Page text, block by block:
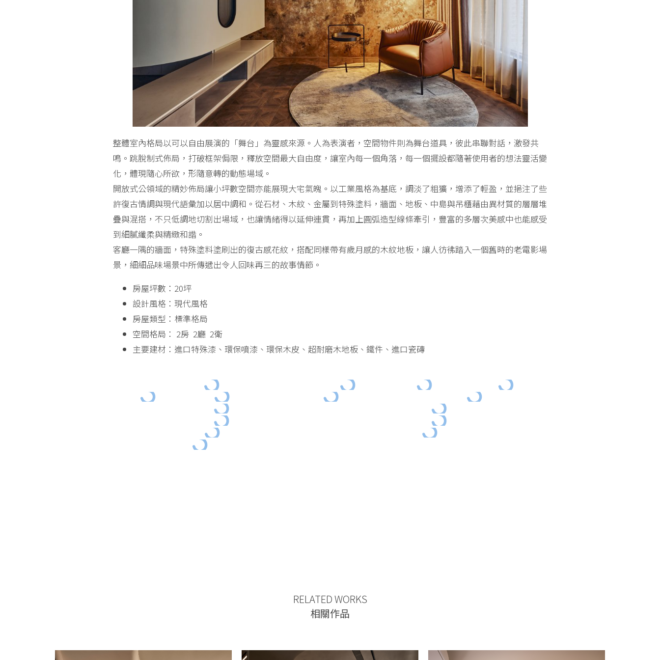
整體室內格局以可以自由展演的「舞台」為靈感來源。人為表演者，空間物件則為舞台道具，彼此串聯對話，激發共
鳴。跳脫制式佈局，打破框架侷限，釋放空間最大自由度，讓室內每一個角落，每一個擺設都隨著使用者的想法靈活變
化，體現隨心所欲，形隨意轉的動態場域。
開放式公領域的精妙佈局讓小坪數空間亦能展現大宅氣魄。以工業風格為基底，調淡了粗獷，增添了輕盈，並挹注了些
許復古情調與現代語彙加以居中調和。從石材、木紋、金屬到特殊塗料，牆面、地板、中島與吊櫃藉由異材質的層層堆
疊與混搭，不只低調地切割出場域，也讓情緒得以延伸連貫，再加上圓弧造型線條牽引，豐富的多層次美感中也能感受
到細膩纖柔與精緻和諧。
客廳一隅的牆面，特殊塗料塗刷出的復古感花紋，搭配同樣帶有歲月感的木紋地板，讓人彷彿踏入一個舊時的老電影場
景，細細品味場景中所傳遞出令人回味再三的故事情節。
房屋坪數：20坪
設計風格：現代風格
房屋類型：標準格局
空間格局： 2房 2廳 2衛
主要建材：進口特殊漆、環保噴漆、環保木皮、超耐磨木地板、鐵件、進口瓷磚
RELATED WORKS
相關作品